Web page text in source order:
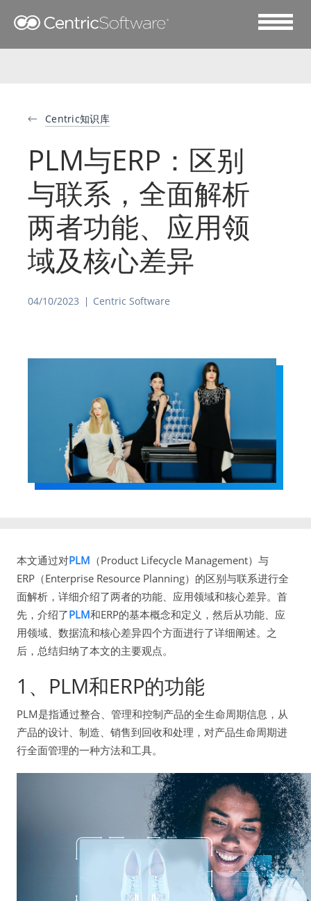
Centric知识库
PLM与ERP：区别
与联系，全面解析
两者功能、应用领
域及核心差异
04/10/2023 Centric Software
本文通过对PLM （Product Lifecycle Management）与
ERP（Enterprise Resource Planning）的区别与联系进行全
面解析，详细介绍了两者的功能、应用领域和核心差异。首
先，介绍了PLM和ERP的基本概念和定义，然后从功能、应
用领域、数据流和核心差异四个方面进行了详细阐述。之
后，总结归纳了本文的主要观点。
1、PLM和ERP的功能
PLM是指通过整合、管理和控制产品的全生命周期信息，从
产品的设计、制造、销售到回收和处理，对产品生命周期进
行全面管理的一种方法和工具。